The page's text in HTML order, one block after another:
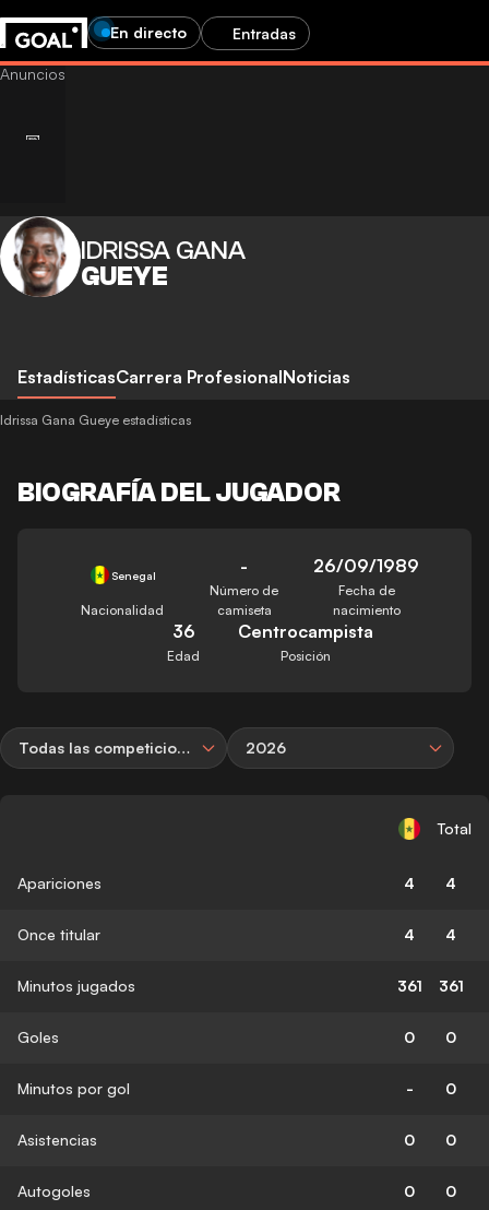
En directo Entradas
IDRISSA GANA
GUEYE
EstadísticasCarrera ProfesionalNoticias
Idrissa Gana Gueye estadísticas
BIOGRAFÍA DEL JUGADOR
Senegal
Nacionalidad
-
Número de
camiseta
26/09/1989
Fecha de
nacimiento
36
Edad
Centrocampista
Posición
Todas las competiciones 2026
Total
Apariciones 4 4
Once titular 4 4
Minutos jugados 361 361
Goles 0 0
Minutos por gol - 0
Asistencias 0 0
Autogoles 0 0